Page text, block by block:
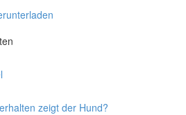
zeigt der Hund?